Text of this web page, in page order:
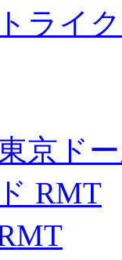
ライ
京ド
RMT